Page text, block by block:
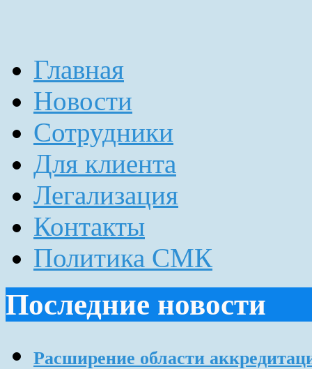
Главная
Новости
Сотрудники
Для клиента
Легализация
Контакты
Политика СМК
Последние новости
Расширение области